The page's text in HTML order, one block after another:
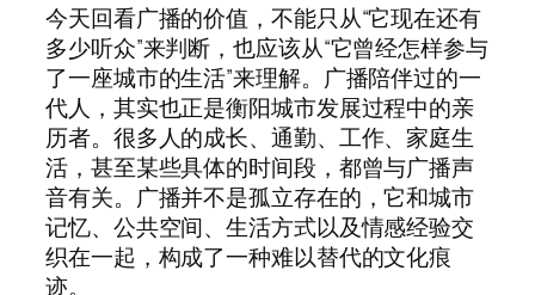
今天回看广播的价值，不能只从“它现在还有
多少听众”来判断，也应该从“它曾经怎样参与
了一座城市的生活”来理解。广播陪伴过的一
代人，其实也正是衡阳城市发展过程中的亲
历者。很多人的成长、通勤、工作、家庭生
活，甚至某些具体的时间段，都曾与广播声
音有关。广播并不是孤立存在的，它和城市
记忆、公共空间、生活方式以及情感经验交
织在一起，构成了一种难以替代的文化痕
迹。